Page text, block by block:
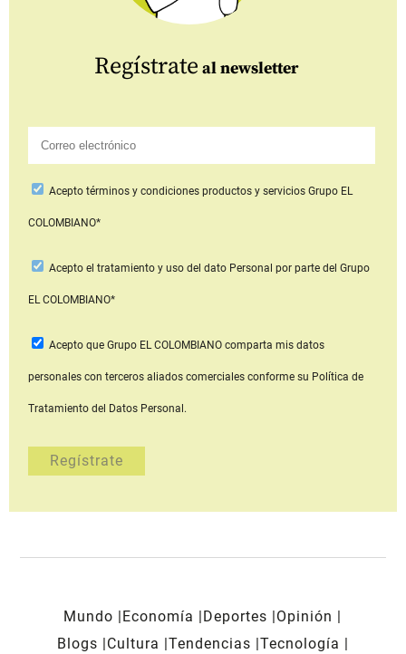
Regístrate al newsletter
Aceptotérminos y condiciones productos y serviciosGrupo EL
COLOMBIANO*
Acepto el tratamiento y uso del dato Personal por parte del Grupo
EL COLOMBIANO*
Acepto que Grupo EL COLOMBIANOcomparta mis datos
personales con terceros aliados comerciales conforme su Política de
Tratamiento del Datos Personal.
Mundo Economía Deportes
Opinión
Blogs
Cultura Tendencias Tecnología